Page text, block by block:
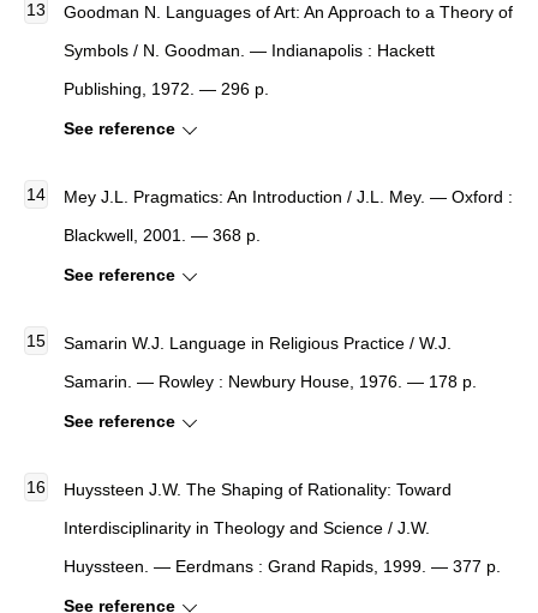
Goodman N. Languages of Art: An Approach to a Theory of
Symbols / N. Goodman. — Indianapolis : Hackett
Publishing, 1972. — 296 p.
See reference
Mey J.L. Pragmatics: An Introduction / J.L. Mey. — Oxford :
Blackwell, 2001. — 368 p.
See reference
Samarin W.J. Language in Religious Practice / W.J.
Samarin. — Rowley : Newbury House, 1976. — 178 p.
See reference
Huyssteen J.W. The Shaping of Rationality: Toward
Interdisciplinarity in Theology and Science / J.W.
Huyssteen. — Eerdmans : Grand Rapids, 1999. — 377 p.
See reference